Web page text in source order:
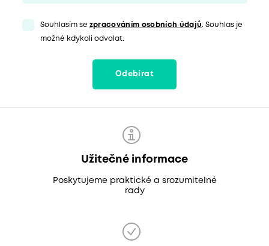
Souhlasím se zpracováním osobních údajů. Souhlas je
možné kdykoli odvolat.
Odebírat
Užitečné informace
Poskytujeme praktické a srozumitelné
rady